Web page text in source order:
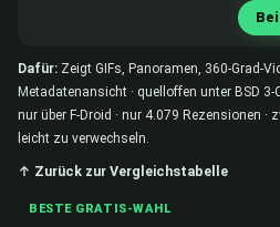
Dafür: Zeigt GIFs, Panoramen, 360-Grad-
Metadatenansicht · quelloffen unter BSD 3-
nur über F-Droid · nur 4.079 Rezensionen ·
leicht zu verwechseln.
↑ Zurück zur Vergleichstabelle
BESTE GRATIS-WAHL